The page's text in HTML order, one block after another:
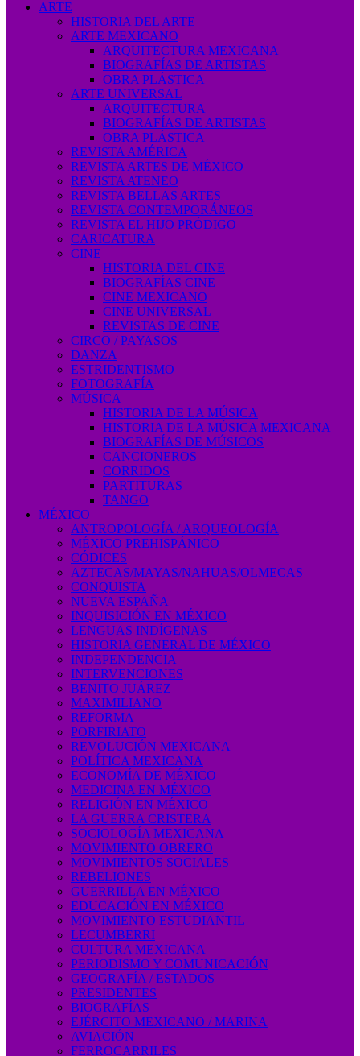
ARTE
HISTORIA DEL ARTE
ARTE MEXICANO
ARQUITECTURA MEXICANA
BIOGRAFÍAS DE ARTISTAS
OBRA PLÁSTICA
ARTE UNIVERSAL
ARQUITECTURA
BIOGRAFÍAS DE ARTISTAS
OBRA PLÁSTICA
REVISTA AMÉRICA
REVISTA ARTES DE MÉXICO
REVISTA ATENEO
REVISTA BELLAS ARTES
REVISTA CONTEMPORÁNEOS
REVISTA EL HIJO PRÓDIGO
CARICATURA
CINE
HISTORIA DEL CINE
BIOGRAFÍAS CINE
CINE MEXICANO
CINE UNIVERSAL
REVISTAS DE CINE
CIRCO / PAYASOS
DANZA
ESTRIDENTISMO
FOTOGRAFÍA
MÚSICA
HISTORIA DE LA MÚSICA
HISTORIA DE LA MÚSICA MEXICANA
BIOGRAFÍAS DE MÚSICOS
CANCIONEROS
CORRIDOS
PARTITURAS
TANGO
MÉXICO
ANTROPOLOGÍA / ARQUEOLOGÍA
MÉXICO PREHISPÁNICO
CÓDICES
AZTECAS/MAYAS/NAHUAS/OLMECAS
CONQUISTA
NUEVA ESPAÑA
INQUISICIÓN EN MÉXICO
LENGUAS INDÍGENAS
HISTORIA GENERAL DE MÉXICO
INDEPENDENCIA
INTERVENCIONES
BENITO JUÁREZ
MAXIMILIANO
REFORMA
PORFIRIATO
REVOLUCIÓN MEXICANA
POLÍTICA MEXICANA
ECONOMÍA DE MÉXICO
MEDICINA EN MÉXICO
RELIGIÓN EN MÉXICO
LA GUERRA CRISTERA
SOCIOLOGÍA MEXICANA
MOVIMIENTO OBRERO
MOVIMIENTOS SOCIALES
REBELIONES
GUERRILLA EN MÉXICO
EDUCACIÓN EN MÉXICO
MOVIMIENTO ESTUDIANTIL
LECUMBERRI
CULTURA MEXICANA
PERIODISMO Y COMUNICACIÓN
GEOGRAFÍA / ESTADOS
PRESIDENTES
BIOGRAFÍAS
EJÉRCITO MEXICANO / MARINA
AVIACIÓN
FERROCARRILES